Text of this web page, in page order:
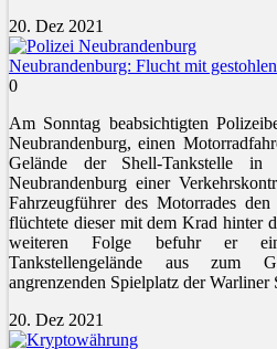
20. Dez 2021
Neubrandenburg: Flucht mit
0
Am Sonntag beabsichtigten
Neubrandenburg, einen
Gelände der Shell-Tankstelle
Neubrandenburg einer
Fahrzeugführer des Motorrades
flüchtete dieser mit dem Krad hinter
weiteren Folge befuhr er
Tankstellengelände aus zum
angrenzenden Spielplatz der Warliner
20. Dez 2021